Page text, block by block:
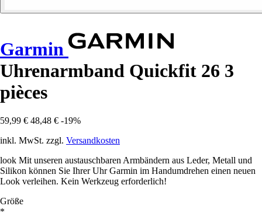
Garmin
Uhrenarmband Quickfit 26 3
pièces
59,99 € 48,48 € -19%
inkl. MwSt. zzgl. Versandkosten
look Mit unseren austauschbaren Armbändern aus Leder, Metall und
Silikon können Sie Ihrer Uhr Garmin im Handumdrehen einen neuen
Look verleihen. Kein Werkzeug erforderlich!
Größe
*